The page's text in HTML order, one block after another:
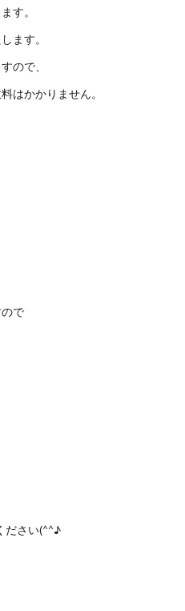
す。
ます。
ので、
はかかりません。
で
ださい(^^♪